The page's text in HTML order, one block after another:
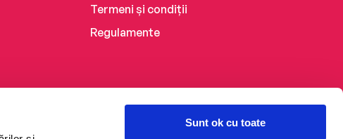
Sunt ok cu toate
Termeni și condiții
Regulamente